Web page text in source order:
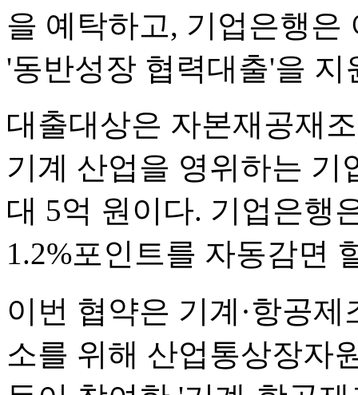
을 예탁하고, 기업은행은
'동반성장 협력대출'을 지
대출대상은 자본재공재
기계 산업을 영위하는 기
대 5억 원이다. 기업은행
1.2%포인트를 자동감면
이번 협약은 기계·항공
소를 위해 산업통상장자